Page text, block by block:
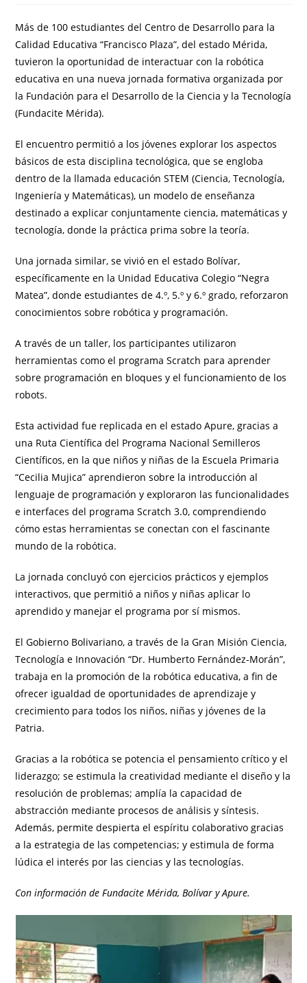
Más de 100 estudiantes del Centro de Desarrollo para la
Calidad Educativa “Francisco Plaza”, del estado Mérida,
tuvieron la oportunidad de interactuar con la robótica
educativa en una nueva jornada formativa organizada por
la Fundación para el Desarrollo de la Ciencia y la Tecnología
(Fundacite Mérida).
El encuentro permitió a los jóvenes explorar los aspectos
básicos de esta disciplina tecnológica, que se engloba
dentro de la llamada educación STEM (Ciencia, Tecnología,
Ingeniería y Matemáticas), un modelo de enseñanza
destinado a explicar conjuntamente ciencia, matemáticas y
tecnología, donde la práctica prima sobre la teoría.
Una jornada similar, se vivió en el estado Bolívar,
específicamente en la Unidad Educativa Colegio “Negra
Matea”, donde estudiantes de 4.º, 5.º y 6.º grado, reforzaron
conocimientos sobre robótica y programación.
A través de un taller, los participantes utilizaron
herramientas como el programa Scratch para aprender
sobre programación en bloques y el funcionamiento de los
robots.
Esta actividad fue replicada en el estado Apure, gracias a
una Ruta Científica del Programa Nacional Semilleros
Científicos, en la que niños y niñas de la Escuela Primaria
“Cecilia Mujica” aprendieron sobre la introducción al
lenguaje de programación y exploraron las funcionalidades
e interfaces del programa Scratch 3.0, comprendiendo
cómo estas herramientas se conectan con el fascinante
mundo de la robótica.
La jornada concluyó con ejercicios prácticos y ejemplos
interactivos, que permitió a niños y niñas aplicar lo
aprendido y manejar el programa por sí mismos.
El Gobierno Bolivariano, a través de la Gran Misión Ciencia,
Tecnología e Innovación “Dr. Humberto Fernández-Morán”,
trabaja en la promoción de la robótica educativa, a fin de
ofrecer igualdad de oportunidades de aprendizaje y
crecimiento para todos los niños, niñas y jóvenes de la
Patria.
Gracias a la robótica se potencia el pensamiento crítico y el
liderazgo; se estimula la creatividad mediante el diseño y la
resolución de problemas; amplía la capacidad de
abstracción mediante procesos de análisis y síntesis.
Además, permite despierta el espíritu colaborativo gracias
a la estrategia de las competencias; y estimula de forma
lúdica el interés por las ciencias y las tecnologías.
Con información de Fundacite Mérida, Bolívar y Apure.